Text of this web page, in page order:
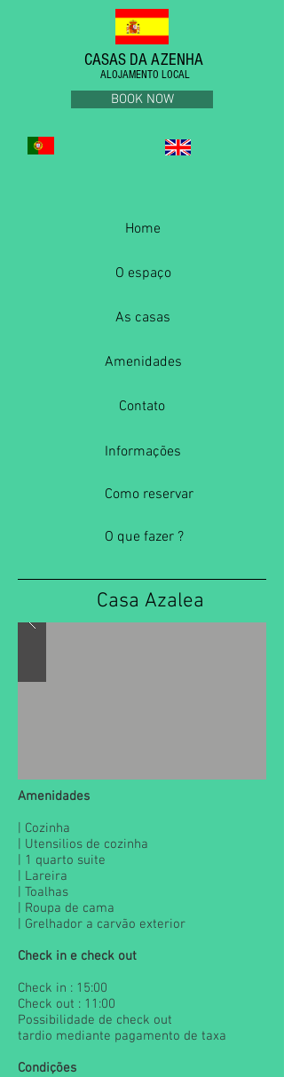
CASAS DA AZENHA
ALOJAMENTO LOCAL
BOOK NOW
Home
O espaço
As casas
Amenidades
Contato
Informações
Como reservar
O que fazer ?
Casa Azalea
Amenidades
| Cozinha
| Utensilios de cozinha
| 1 quarto suite
| Lareira
| Toalhas
| Roupa de cama
| Grelhador a carvão exterior
Check in e check out
Check in : 15:00
Check out : 11:00
Possibilidade de check out
tardio mediante pagamento de taxa
Condições